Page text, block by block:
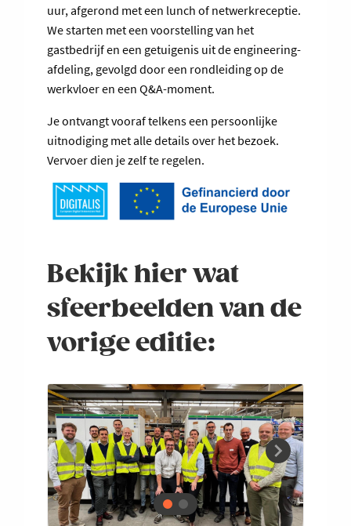
uur, afgerond met een lunch of netwerkreceptie.
We starten met een voorstelling van het
gastbedrijf en een getuigenis uit de engineering-
afdeling, gevolgd door een rondleiding op de
werkvloer en een Q&A-moment.
Je ontvangt vooraf telkens een persoonlijke
uitnodiging met alle details over het bezoek.
Vervoer dien je zelf te regelen.
Bekijk hier wat
sfeerbeelden van de
vorige editie: